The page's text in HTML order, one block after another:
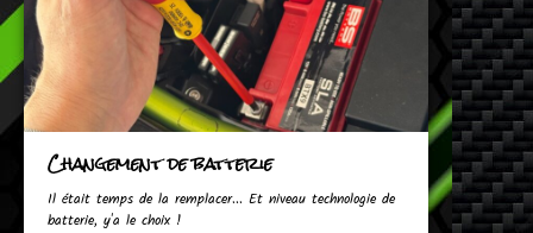
Changement de batterie
Il était temps de la remplacer... Et niveau technologie de
batterie, y'a le choix !